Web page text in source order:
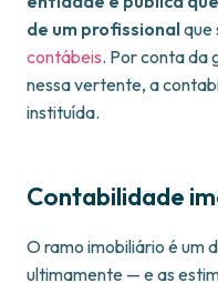
de um profissionalque
contábeis. Por conta da
nessa vertente, a
instituída.
Contabilidade
O ramo imobiliário é um
ultimamente — e as